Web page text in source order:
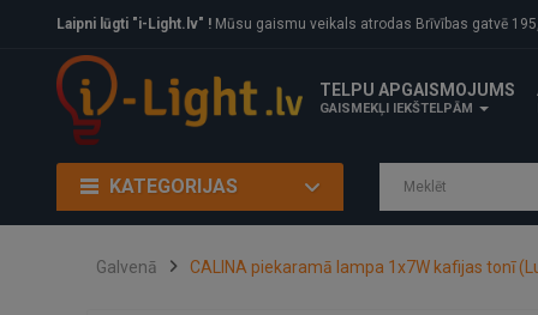
Laipni lūgti "i-Light.lv" ! Mūsu gaismu veikals atrodas Brīvības gatvē 195, Rīga,
TELPU APGAISMOJUMS
GAISMEKĻI IEKŠTELPĀM
KATEGORIJAS
Galvenā CALINA piekaramā lampa 1x7W kafijas tonī